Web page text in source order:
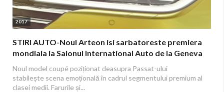
2017
STIRI AUTO-Noul Arteon isi sarbatoreste premiera
mondiala la Salonul International Auto de la Geneva
Noul model coupé poziționat deasupra Passat-ului
stabilește scena emoțională în cadrul segmentului premium al
clasei medii. Farurile și...